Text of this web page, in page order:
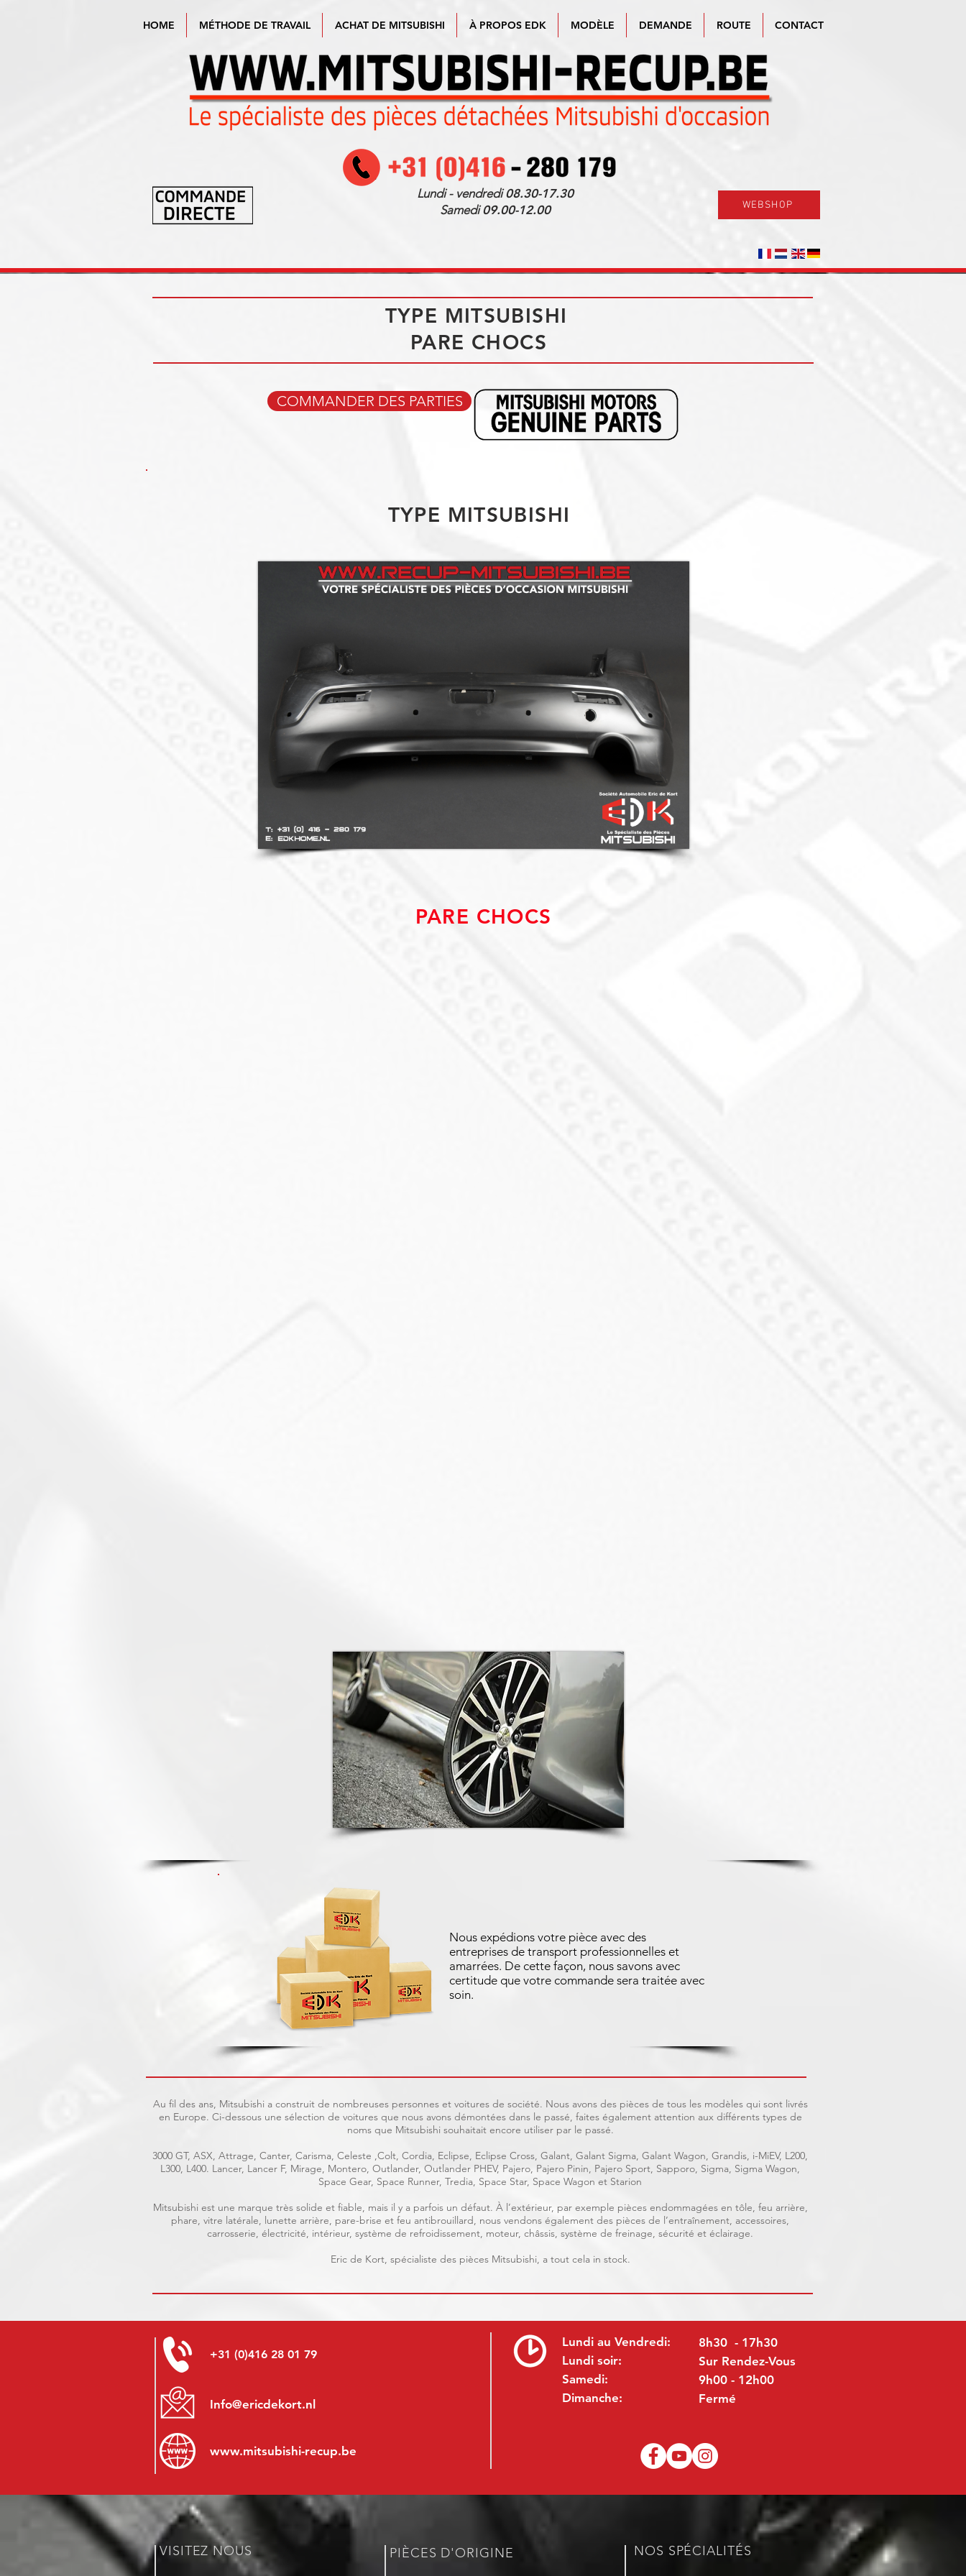
HOME MÉTHODE DE TRAVAIL ACHAT DE MITSUBISHI À PROPOS EDK MODÈLE DEMANDE ROUTE CONTACT
Lundi - vendredi08.30-17.30
Samedi09.00-12.00 WEBSHOP
TYPE MITSUBISHI
PARE CHOCS
TYPE MITSUBISHI
PARE CHOCS
Nous expédions votre pièce avec des
entreprises de transport professionnelles et
amarrées. De cette façon, nous savons avec
certitude que votre commande sera traitée avec
soin.
Au fil des ans, Mitsubishi a construit de nombreuses personnes et voitures de société. Nous avons des pièces de tous les modèles qui sont livrés
en Europe. Ci-dessous une sélection de voitures que nous avons démontées dans le passé, faites également attention aux différents types de
noms que Mitsubishi souhaitait encore utiliser par le passé.
3000 GT, ASX, Attrage, Canter, Carisma, Celeste ,Colt, Cordia, Eclipse, Eclipse Cross, Galant, Galant Sigma, Galant Wagon, Grandis, i-MiEV, L200,
L300, L400. Lancer, Lancer F, Mirage, Montero, Outlander, Outlander PHEV, Pajero, Pajero Pinin, Pajero Sport, Sapporo, Sigma, Sigma Wagon,
Space Gear, Space Runner, Tredia, Space Star, Space Wagon et Starion
Mitsubishi est une marque très solide et fiable, mais il y a parfois un défaut. À l’extérieur, par exemple pièces endommagées en tôle, feu arrière,
phare, vitre latérale, lunette arrière, pare-brise et feu antibrouillard, nous vendons également des pièces de l’entraînement, accessoires,
carrosserie, électricité, intérieur, système de refroidissement, moteur, châssis, système de freinage, sécurité et éclairage.
Eric de Kort, spécialiste des pièces Mitsubishi, a tout cela in stock.
COMMANDER DES PARTIES
Info@ericdekort.nl
www.mitsubishi-recup.be
+31 (0)416 28 01 79
Lundi au Vendredi:
Lundi soir:
Samedi:
Dimanche:
8h30 - 17h30
Sur Rendez-Vous
9h00 - 12h00
Fermé
VISITEZ NOUS PIÈCES D'ORIGINE NOS SPÉCIALITÉS